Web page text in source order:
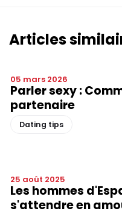
Articles
05 mars 2026
Parler sexy :
partenaire
Dating tips
25 août 2025
Les hommes
s'attendre en